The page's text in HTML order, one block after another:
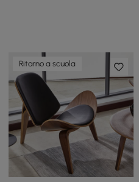
Ritorno a scuola